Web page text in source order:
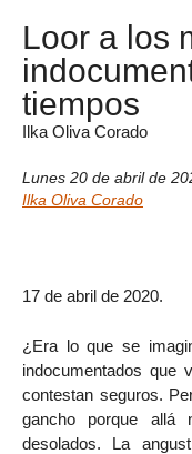
Loor a los
tiempos
Ilka Oliva Corado
Lunes 20 de abril de
Ilka Oliva Corado
17 de abril de 2020.
¿Era lo que se
indocumentados que
contestan seguros.
gancho porque allá
desolados. La